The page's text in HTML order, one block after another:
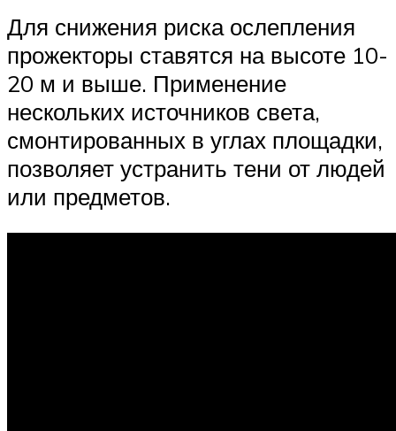
Для снижения риска ослепления
прожекторы ставятся на высоте 10-
20 м и выше. Применение
нескольких источников света,
смонтированных в углах площадки,
позволяет устранить тени от людей
или предметов.